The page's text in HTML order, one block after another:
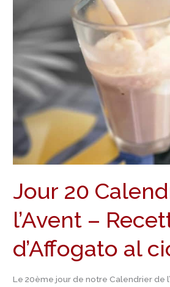
Jour 20
l’Avent –
d’Affogato al
Le 20ème jour de notre Calendrier de
l’Avent
Recette
d’Affogato
cioccolato